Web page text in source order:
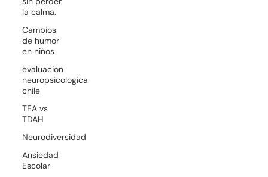
la calma.
Cambios
de humor
en niños
evaluacion
neuropsicologica
chile
TEA vs
TDAH
Neurodiversidad
Ansiedad
Escolar